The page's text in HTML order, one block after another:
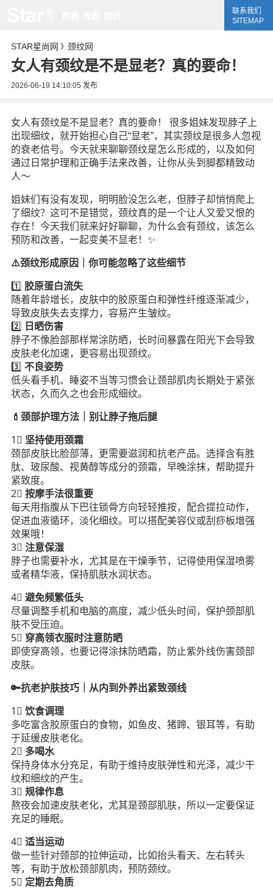
联系我们
SITEMAP
STAR星尚网 》 颈纹网
女人有颈纹是不是显老？真的要命！
2026-06-19 14:10:05 发布
女人有颈纹是不是显老？真的要命！ 很多姐妹发现脖子上
出现细纹，就开始担心自己“显老”，其实颈纹是很多人忽视
的衰老信号。今天就来聊聊颈纹是怎么形成的，以及如何
通过日常护理和正确手法来改善，让你从头到脚都精致动
人～
姐妹们有没有发现，明明脸没怎么老，但脖子却悄悄爬上
了细纹？这可不是错觉，颈纹真的是一个让人又爱又恨的
存在！今天我们就来好好聊聊，为什么会有颈纹，该怎么
预防和改善，一起变美不显老！✨
⚠️颈纹形成原因｜你可能忽略了这些细节
1️⃣ 胶原蛋白流失
随着年龄增长，皮肤中的胶原蛋白和弹性纤维逐渐减少，
导致皮肤失去支撑力，容易产生皱纹。
2️⃣
日晒伤害
脖子不像脸部那样常涂防晒，长时间暴露在阳光下会导致
皮肤老化加速，更容易出现颈纹。
3️⃣ 不良姿势
低头看手机、睡姿不当等习惯会让颈部肌肉长期处于紧张
状态，久而久之也会形成细纹。
💄颈部护理方法｜别让脖子拖后腿
1⃣️ 坚持使用颈霜
颈部皮肤比脸部薄，更需要滋润和抗老产品。选择含有胜
肽、玻尿酸、视黄醇等成分的颈霜，早晚涂抹，帮助提升
紧致度。
2⃣️ 按摩手法很重要
每天用指腹从下巴往锁骨方向轻轻推按，配合提拉动作，
促进血液循环，淡化细纹。可以搭配美容仪或刮痧板增强
效果哦！
3⃣️ 注意保湿
脖子也需要补水，尤其是在干燥季节，记得使用保湿喷雾
或者精华液，保持肌肤水润状态。
4⃣️ 避免频繁低头
尽量调整手机和电脑的高度，减少低头时间，保护颈部肌
肤不受压迫。
5⃣️ 穿高领衣服时注意防晒
即使穿高领，也要记得涂抹防晒霜，防止紫外线伤害颈部
皮肤。
🔑抗老护肤技巧｜从内到外养出紧致颈线
1⃣️ 饮食调理
多吃富含胶原蛋白的食物，如鱼皮、猪蹄、银耳等，有助
于延缓皮肤老化。
2⃣️ 多喝水
保持身体水分充足，有助于维持皮肤弹性和光泽，减少干
纹和细纹的产生。
3⃣️ 规律作息
熬夜会加速皮肤老化，尤其是颈部肌肤，所以一定要保证
充足的睡眠。
4⃣️ 适当运动
做一些针对颈部的拉伸运动，比如抬头看天、左右转头
等，有助于放松颈部肌肉，预防颈纹。
5⃣️ 定期去角质